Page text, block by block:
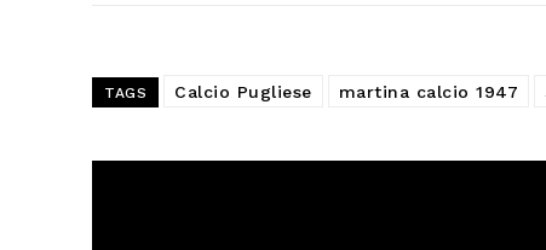
TAGS Calcio Pugliese martina calcio 1947